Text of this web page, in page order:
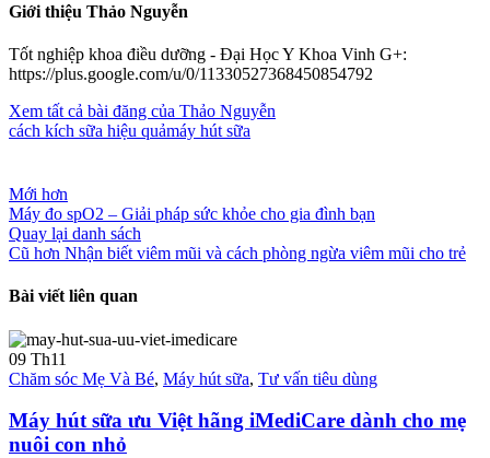
Giới thiệu Thảo Nguyễn
Tốt nghiệp khoa điều dưỡng - Đại Học Y Khoa Vinh G+:
https://plus.google.com/u/0/11330527368450854792
Xem tất cả bài đăng của Thảo Nguyễn
cách kích sữa hiệu quảmáy hút sữa
Mới hơn
Máy đo spO2 – Giải pháp sức khỏe cho gia đình bạn
Quay lại danh sách
Cũ hơn Nhận biết viêm mũi và cách phòng ngừa viêm mũi cho trẻ
Bài viết liên quan
09 Th11
Chăm sóc Mẹ Và Bé, Máy hút sữa, Tư vấn tiêu dùng
Máy hút sữa ưu Việt hãng iMediCare dành cho mẹ
nuôi con nhỏ